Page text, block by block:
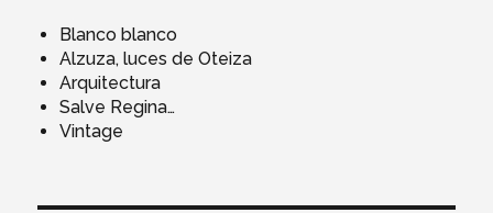
Blanco blanco
Alzuza, luces de Oteiza
Arquitectura
Salve Regina…
Vintage